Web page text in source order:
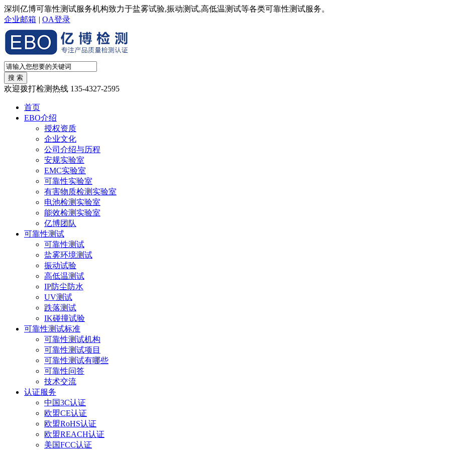
深圳亿博可靠性测试服务机构致力于盐雾试验,振动测试,高低温测试等各类可靠性测试服务。
企业邮箱 | OA登录
欢迎拨打检测热线 135-4327-2595
首页
EBO介绍
授权资质
企业文化
公司介绍与历程
安规实验室
EMC实验室
可靠性实验室
有害物质检测实验室
电池检测实验室
能效检测实验室
亿博团队
可靠性测试
可靠性测试
盐雾环境测试
振动试验
高低温测试
IP防尘防水
UV测试
跌落测试
IK碰撞试验
可靠性测试标准
可靠性测试机构
可靠性测试项目
可靠性测试有哪些
可靠性问答
技术交流
认证服务
中国3C认证
欧盟CE认证
欧盟RoHS认证
欧盟REACH认证
美国FCC认证